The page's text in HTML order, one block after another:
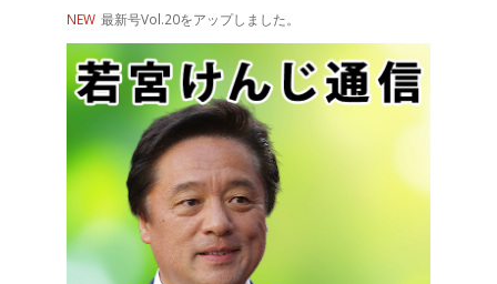
NEW 最新号Vol.20をアップしました。